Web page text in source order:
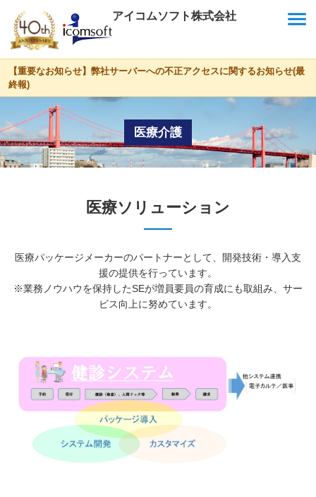
アイコムソフト株式会社
【重要なお知らせ】弊社サーバーへの不正アクセスに関するお知らせ(最
終報)
menu
医療介護
医療ソリューション
医療パッケージメーカーのパートナーとして、開発技術・導入支
援の提供を行っています。
※業務ノウハウを保持したSEが増員要員の育成にも取組み、サー
ビス向上に努めています。